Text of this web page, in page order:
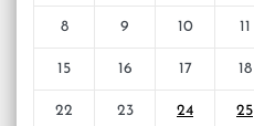
8 9 10 11
15 16 17 18
22 23 24 25